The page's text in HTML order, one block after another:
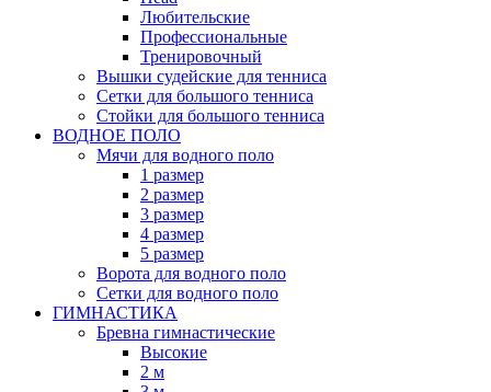
Любительские
Профессиональные
Тренировочный
Вышки судейские для тенниса
Сетки для большого тенниса
Стойки для большого тенниса
ВОДНОЕ ПОЛО
Мячи для водного поло
1 размер
2 размер
3 размер
4 размер
5 размер
Ворота для водного поло
Сетки для водного поло
ГИМНАСТИКА
Бревна гимнастические
Высокие
2 м